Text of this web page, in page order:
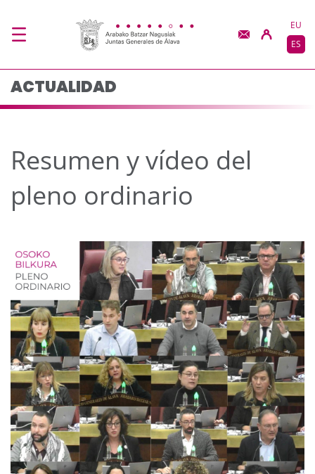
Resumen y vídeo del
EU
ES
ACTUALIDAD
Resumen y vídeo del
pleno ordinario